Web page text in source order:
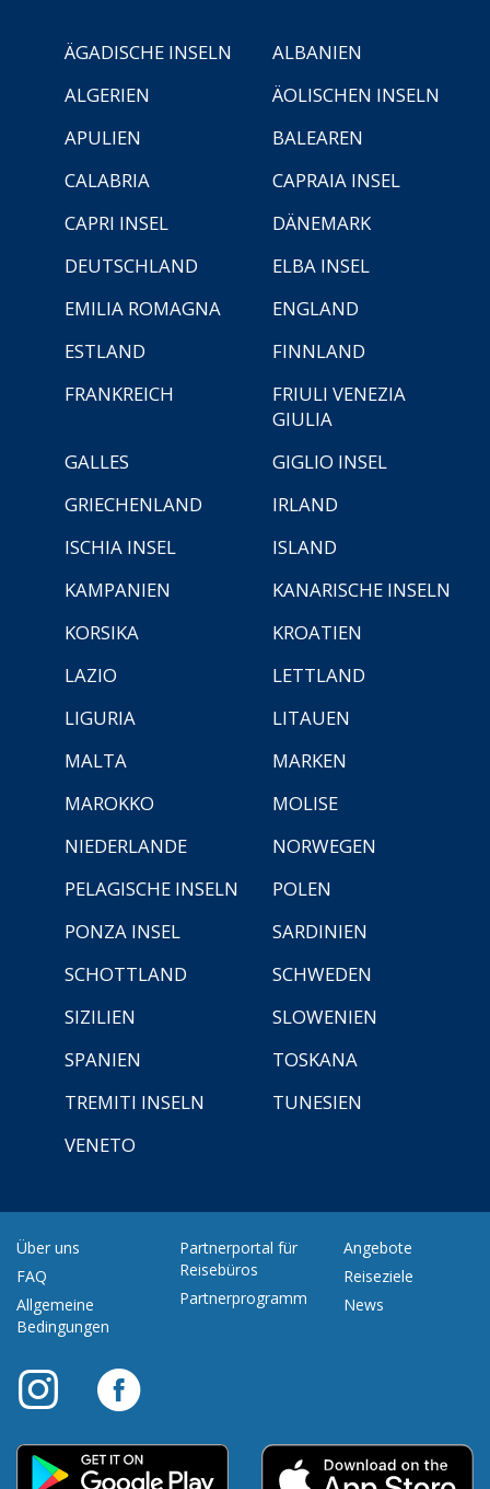
ÄGADISCHE INSELN
ALBANIEN
ALGERIEN
ÄOLISCHEN INSELN
APULIEN
BALEAREN
CALABRIA
CAPRAIA INSEL
CAPRI INSEL
DÄNEMARK
DEUTSCHLAND
ELBA INSEL
EMILIA ROMAGNA
ENGLAND
ESTLAND
FINNLAND
FRANKREICH
FRIULI VENEZIA
GIULIA
GALLES
GIGLIO INSEL
GRIECHENLAND
IRLAND
ISCHIA INSEL
ISLAND
KAMPANIEN
KANARISCHE INSELN
KORSIKA
KROATIEN
LAZIO
LETTLAND
LIGURIA
LITAUEN
MALTA
MARKEN
MAROKKO
MOLISE
NIEDERLANDE
NORWEGEN
PELAGISCHE INSELN
POLEN
PONZA INSEL
SARDINIEN
SCHOTTLAND
SCHWEDEN
SIZILIEN
SLOWENIEN
SPANIEN
TOSKANA
TREMITI INSELN
TUNESIEN
VENETO
Über uns
FAQ
Allgemeine
Bedingungen
Partnerportal für
Reisebüros
Partnerprogramm
Angebote
Reiseziele
News